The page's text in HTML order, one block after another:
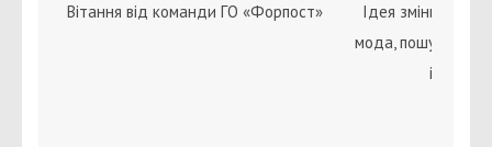
Вітання від команди ГО «Форпост»
Ідея зміни статі
мода, пошук себе